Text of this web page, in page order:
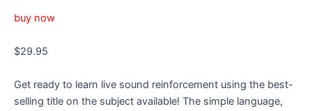
buy now
$29.95
Get ready to learn live sound reinforcement using the best-
selling title on the subject available! The simple language,